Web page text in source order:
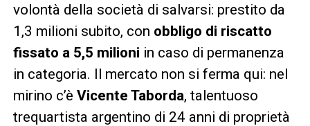
volontà della società di salvarsi: prestito da
1,3 milioni subito, con obbligo di riscatto
fissato a 5,5 milioni in caso di permanenza
in categoria. Il mercato non si ferma qui: nel
mirino c’è Vicente Taborda, talentuoso
trequartista argentino di 24 anni di proprietà